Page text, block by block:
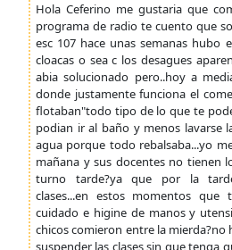
Hola Ceferino me gustaria que
programa de radio te cuento que
esc 107 hace unas semanas hubo
cloacas o sea c los desagues
abia solucionado pero..hoy a
donde justamente funciona el
flotaban"todo tipo de lo que te
podian ir al baño y menos lavarse
agua porque todo rebalsaba...yo
mañana y sus docentes no tienen
turno tarde?ya que por la
clases...en estos momentos que
cuidado e higine de manos y
chicos comieron entre la
suspender las clases sin que tenga